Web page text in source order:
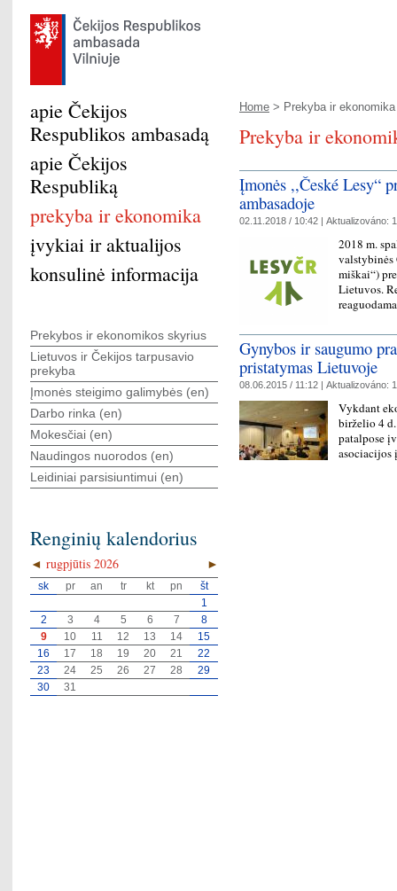
Home > Prekyba ir ekonomika
Prekyba ir
Įmonės ,,České Lesy“
ambasadoje
02.11.2018 / 10:42 | Aktualizováno:
2018 m.
valstybinės
miškai“)
Lietuvos.
Gynybos ir saugumo
pristatymas Lietuvoje
08.06.2015 / 11:12 | Aktualizováno:
Vykdant
birželio 4
patalpose
asociacijos
apie Čekijos
Respublikos ambasadą
apie Čekijos
Respubliką
prekyba ir ekonomika
įvykiai ir aktualijos
konsulinė informacija
Prekybos ir ekonomikos skyrius
Lietuvos ir Čekijos tarpusavio
prekyba
Įmonės steigimo galimybės (en)
Darbo rinka (en)
Mokesčiai (en)
Naudingos nuorodos (en)
Leidiniai parsisiuntimui (en)
Renginių kalendorius
◄ ►
rugpjūtis 2026
sk pr an tr kt pn
št
1
2
3 4 5 6 7
8
9
10 11 12 13 14
15
16
17 18 19 20 21
22
23
24 25 26 27 28
29
30
31